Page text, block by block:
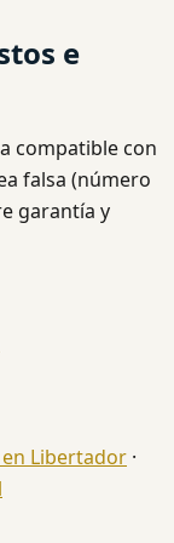
e
compatible con
falsa (número
garantía y
Libertador ·